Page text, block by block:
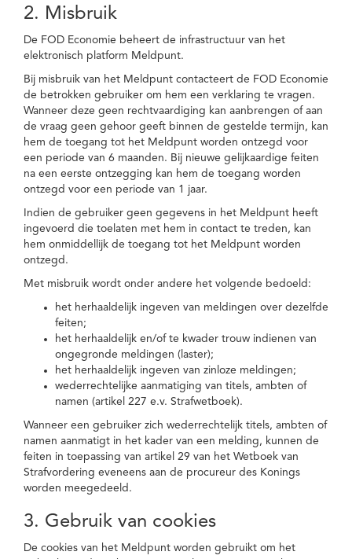
2. Misbruik
De FOD Economie beheert de infrastructuur van het
elektronisch platform Meldpunt.
Bij misbruik van het Meldpunt contacteert de FOD Economie
de betrokken gebruiker om hem een verklaring te vragen.
Wanneer deze geen rechtvaardiging kan aanbrengen of aan
de vraag geen gehoor geeft binnen de gestelde termijn, kan
hem de toegang tot het Meldpunt worden ontzegd voor
een periode van 6 maanden. Bij nieuwe gelijkaardige feiten
na een eerste ontzegging kan hem de toegang worden
ontzegd voor een periode van 1 jaar.
Indien de gebruiker geen gegevens in het Meldpunt heeft
ingevoerd die toelaten met hem in contact te treden, kan
hem onmiddellijk de toegang tot het Meldpunt worden
ontzegd.
Met misbruik wordt onder andere het volgende bedoeld:
het herhaaldelijk ingeven van meldingen over dezelfde
feiten;
het herhaaldelijk en/of te kwader trouw indienen van
ongegronde meldingen (laster);
het herhaaldelijk ingeven van zinloze meldingen;
wederrechtelijke aanmatiging van titels, ambten of
namen (artikel 227 e.v. Strafwetboek).
Wanneer een gebruiker zich wederrechtelijk titels, ambten of
namen aanmatigt in het kader van een melding, kunnen de
feiten in toepassing van artikel 29 van het Wetboek van
Strafvordering eveneens aan de procureur des Konings
worden meegedeeld.
3. Gebruik van cookies
De cookies van het Meldpunt worden gebruikt om het